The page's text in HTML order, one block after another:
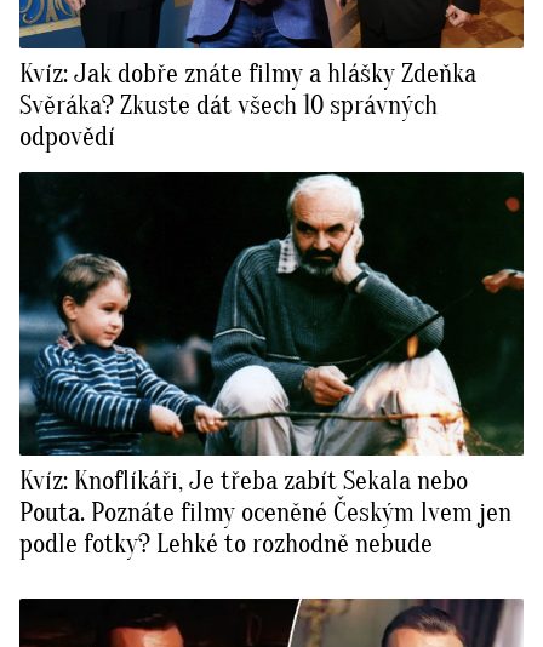
Kvíz: Jak dobře znáte filmy a hlášky Zdeňka
Svěráka? Zkuste dát všech 10 správných
odpovědí
Kvíz: Knoflíkáři, Je třeba zabít Sekala nebo
Pouta. Poznáte filmy oceněné Českým lvem jen
podle fotky? Lehké to rozhodně nebude